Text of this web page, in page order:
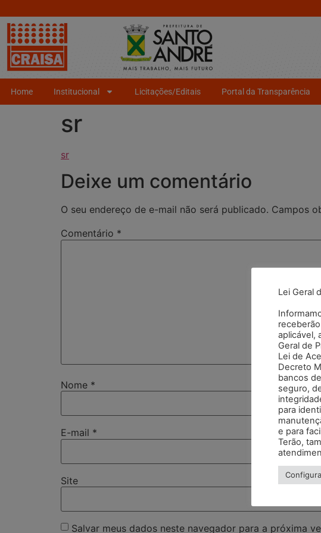
Home Institucional Licitações/Editais Portal da Transparência
sr
sr
Deixe um comentário
O seu endereço de e-mail não será publicado. Campos
Comentário *
Nome *
E-mail *
Site
Salvar meus dados neste navegador para a próxima
Lei Geral
aplicável,
Geral de
Lei de
Decreto
bancos
seguro,
para
e para
Terão,